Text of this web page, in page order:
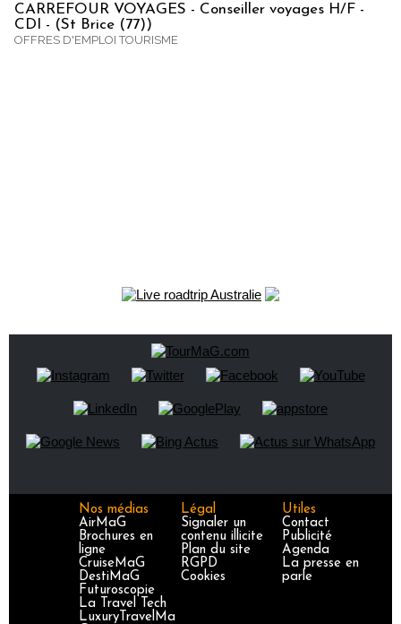
CARREFOUR VOYAGES - Conseiller voyages H/F -
CDI - (St Brice (77))
OFFRES D'EMPLOI TOURISME
Nos médias
AirMaG
Brochures en
ligne
CruiseMaG
DestiMaG
Futuroscopie
La Travel Tech
LuxuryTravelMa
Légal
Signaler un
contenu illicite
Plan du site
RGPD
Cookies
Utiles
Contact
Publicité
Agenda
La presse en
parle